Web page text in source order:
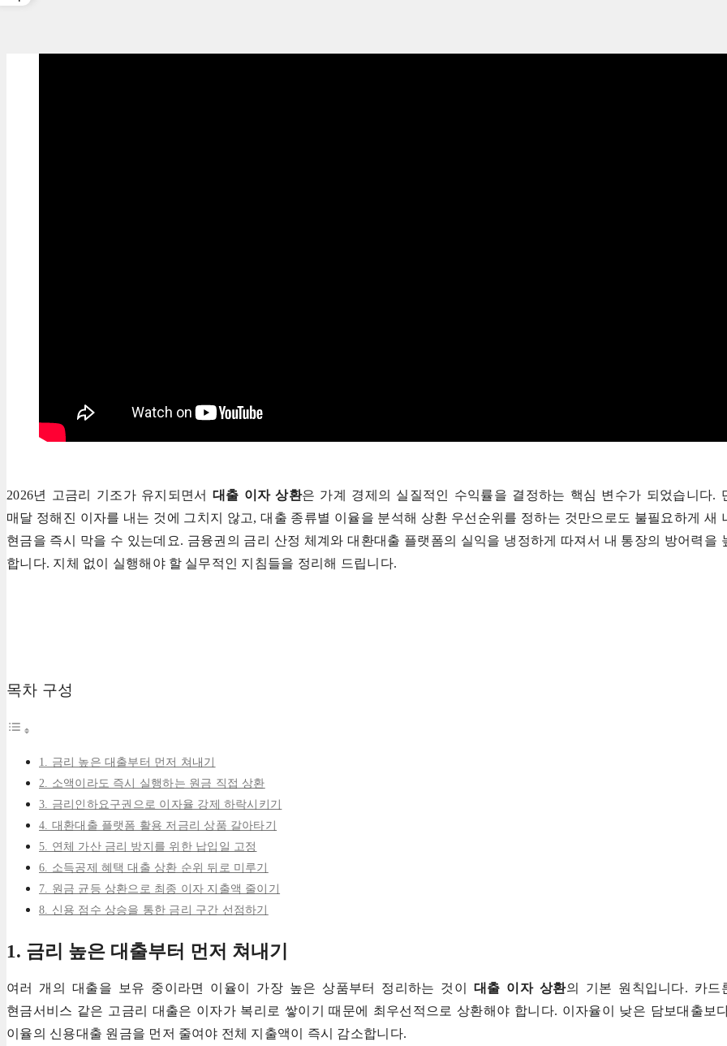
2026년 고금리 기조가 유지되면서 대출 이자 상환은 가계 경제의 실질적인 수익률을 결정하는 핵심 변수가 되었습니다.
매달 정해진 이자를 내는 것에 그치지 않고, 대출 종류별 이율을 분석해 상환 우선순위를 정하는 것만으로도 불필요하게 새
현금을 즉시 막을 수 있는데요. 금융권의 금리 산정 체계와 대환대출 플랫폼의 실익을 냉정하게 따져서 내 통장의 방어력을
합니다. 지체 없이 실행해야 할 실무적인 지침들을 정리해 드립니다.
목차 구성
1. 금리 높은 대출부터 먼저 쳐내기
2. 소액이라도 즉시 실행하는 원금 직접 상환
3. 금리인하요구권으로 이자율 강제 하락시키기
4. 대환대출 플랫폼 활용 저금리 상품 갈아타기
5. 연체 가산 금리 방지를 위한 납입일 고정
6. 소득공제 혜택 대출 상환 순위 뒤로 미루기
7. 원금 균등 상환으로 최종 이자 지출액 줄이기
8. 신용 점수 상승을 통한 금리 구간 선점하기
1. 금리 높은 대출부터 먼저 쳐내기
여러 개의 대출을 보유 중이라면 이율이 가장 높은 상품부터 정리하는 것이 대출 이자 상환의 기본 원칙입니다. 카드
현금서비스 같은 고금리 대출은 이자가 복리로 쌓이기 때문에 최우선적으로 상환해야 합니다. 이자율이 낮은 담보대출보
이율의 신용대출 원금을 먼저 줄여야 전체 지출액이 즉시 감소합니다.